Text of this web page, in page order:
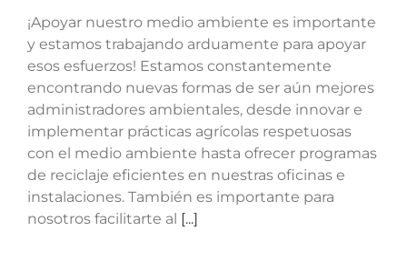
¡Apoyar nuestro medio ambiente es importante
y estamos trabajando arduamente para apoyar
esos esfuerzos! Estamos constantemente
encontrando nuevas formas de ser aún mejores
administradores ambientales, desde innovar e
implementar prácticas agrícolas respetuosas
con el medio ambiente hasta ofrecer programas
de reciclaje eficientes en nuestras oficinas e
instalaciones. También es importante para
nosotros facilitarte al [...]